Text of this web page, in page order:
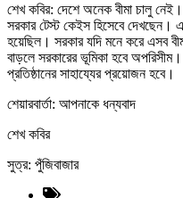
শেখ কবির: দেশে অনেক বীমা চালু নেই।
সরকার টেস্ট কেইস হিসেবে দেখছেন।
হয়েছিল। সরকার যদি মনে করে এসব
বাড়লে সরকারের ভূমিকা হবে
প্রতিষ্ঠানের সাহায্যের প্রয়োজন হবে।
শেয়ারবার্তা: আপনাকে ধন্যবাদ
শেখ কবির
সুত্র: পুঁজিবাজার